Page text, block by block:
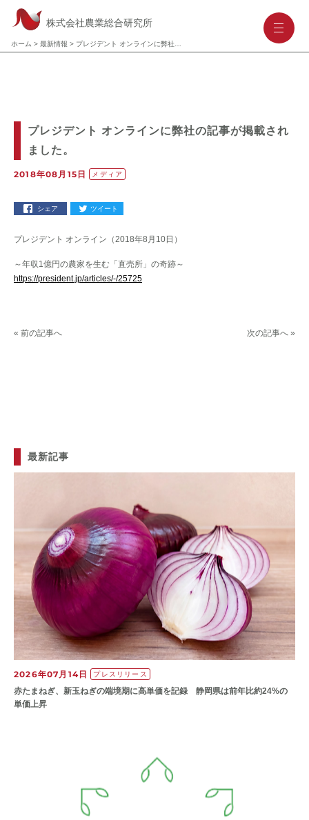
株式会社農業総合研究所
ホーム > 最新情報 >
--
プレジデント オンラインに弊社の記事が掲載され
ました。
2018年08月15日 メディア
シェア ツイート
プレジデント オンライン（2018年8月10日）
～年収1億円の農家を生む「直売所」の奇跡～
https://president.jp/articles/-/25725
次の記事へ »
« 前の記事へ
最新記事
2026年07月14日 プレスリリース
赤たまねぎ、新玉ねぎの端境期に高単価を記録 静岡県は前年比約24%の
単価上昇